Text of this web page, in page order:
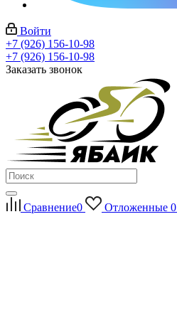
Войти
+7 (926) 156-10-98
+7 (926) 156-10-98
Заказать звонок
Сравнение0 Отложенные 0